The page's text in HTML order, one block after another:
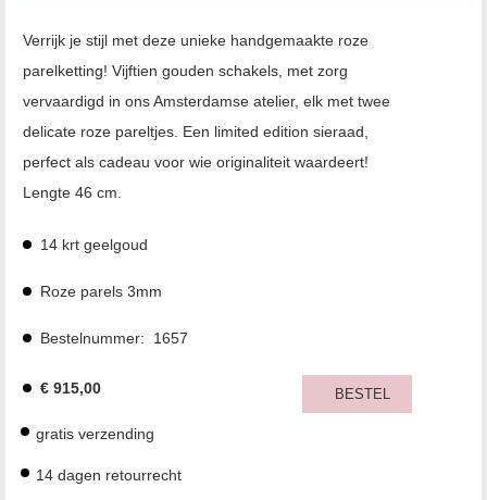
Verrijk je stijl met deze unieke handgemaakte roze
parelketting! Vijftien gouden schakels, met zorg
vervaardigd in ons Amsterdamse atelier, elk met twee
delicate roze pareltjes. Een limited edition sieraad,
perfect als cadeau voor wie originaliteit waardeert!
Lengte 46 cm.
14 krt geelgoud
Roze parels 3mm
Bestelnummer: 1657
€ 915,00 BESTEL
gratis verzending
14 dagen retourrecht